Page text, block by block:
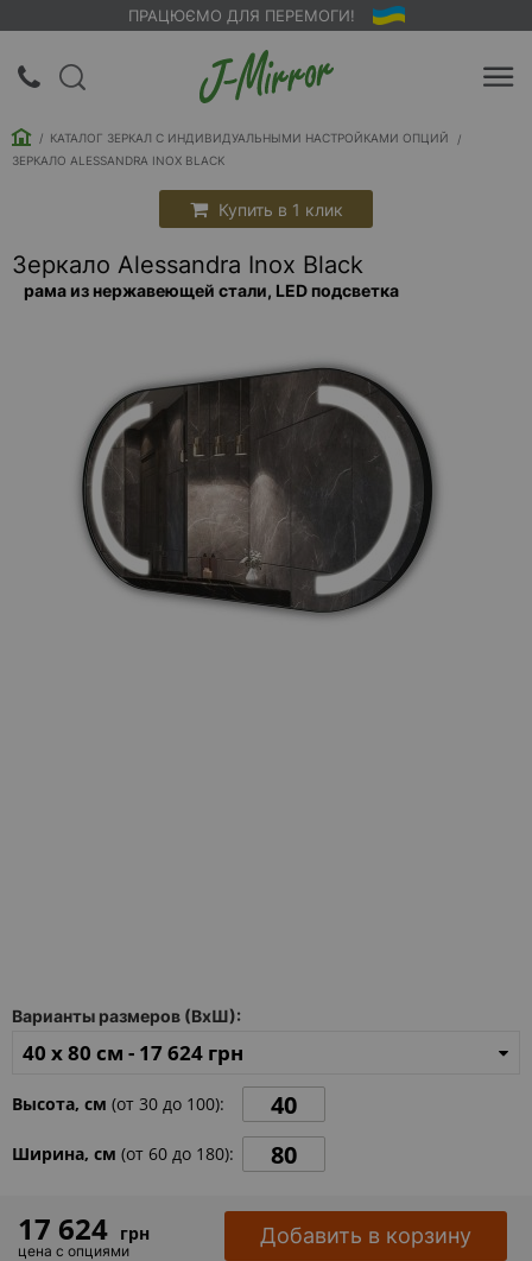
ПРАЦЮЄМО ДЛЯ ПЕРЕМОГИ!
Доставка
Упаковка
Оплата
Каталог
КАТАЛОГ ЗЕРКАЛ С ИНДИВИДУАЛЬНЫМИ НАСТРОЙКАМИ ОПЦИЙ
ЗЕРКАЛО ALESSANDRA INOX BLACK
Купить в 1 клик
Зеркало Alessandra Inox Black
рама из нержавеющей стали, LED подсветка
Варианты размеров (ВхШ):
40 x 80 см - 17 624 грн
Высота, см (от 30 до 100):
Ширина, см (от 60 до 180):
17 624 грн
цена с опциями
Добавить в корзину